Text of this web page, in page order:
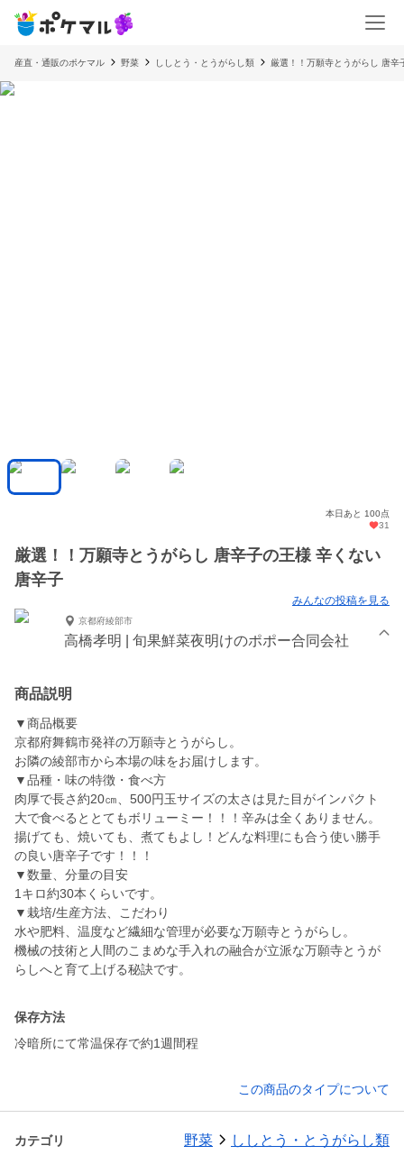
産直・通販のポケマル 野菜 ししとう・とうがらし類 厳選！！万願寺とうがらし 唐辛
本日あと 100点
31
厳選！！万願寺とうがらし 唐辛子の王様 辛くない
唐辛子
みんなの投稿を見る
京都府綾部市
高橋孝明 | 旬果鮮菜夜明けのポポー合同会社
商品説明
▼商品概要
京都府舞鶴市発祥の万願寺とうがらし。
お隣の綾部市から本場の味をお届けします。
▼品種・味の特徴・食べ方
肉厚で長さ約20㎝、500円玉サイズの太さは見た目がインパクト
大で食べるととてもボリューミー！！！辛みは全くありません。
揚げても、焼いても、煮てもよし！どんな料理にも合う使い勝手
の良い唐辛子です！！！
▼数量、分量の目安
1キロ約30本くらいです。
▼栽培/生産方法、こだわり
水や肥料、温度など繊細な管理が必要な万願寺とうがらし。
機械の技術と人間のこまめな手入れの融合が立派な万願寺とうが
らしへと育て上げる秘訣です。
保存方法
冷暗所にて常温保存で約1週間程
この商品のタイプについて
カテゴリ 野菜 ししとう・とうがらし類